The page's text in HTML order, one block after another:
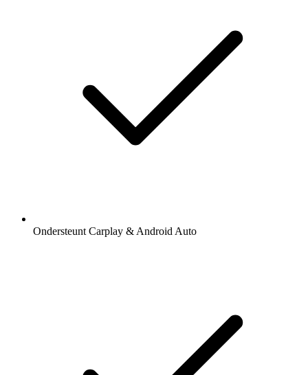
Ondersteunt Carplay & Android Auto